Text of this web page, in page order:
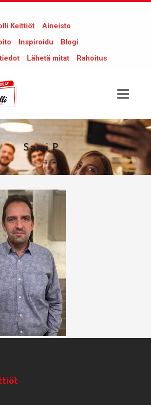
Keittiöt
Aineisto
Inspiroidu
Blogi
Lähetä mitat Rahoitus
Sami P